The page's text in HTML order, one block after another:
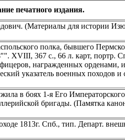
печатного издания.
(Материалы для истории
полка, бывшего
XVIII, 367 с., 66 л. карт, портр.
награжденных орденами,
указатель военных походов и
в боях 1-я Его
бригады. (Памятка
1813г. Спб., тип. Департ.